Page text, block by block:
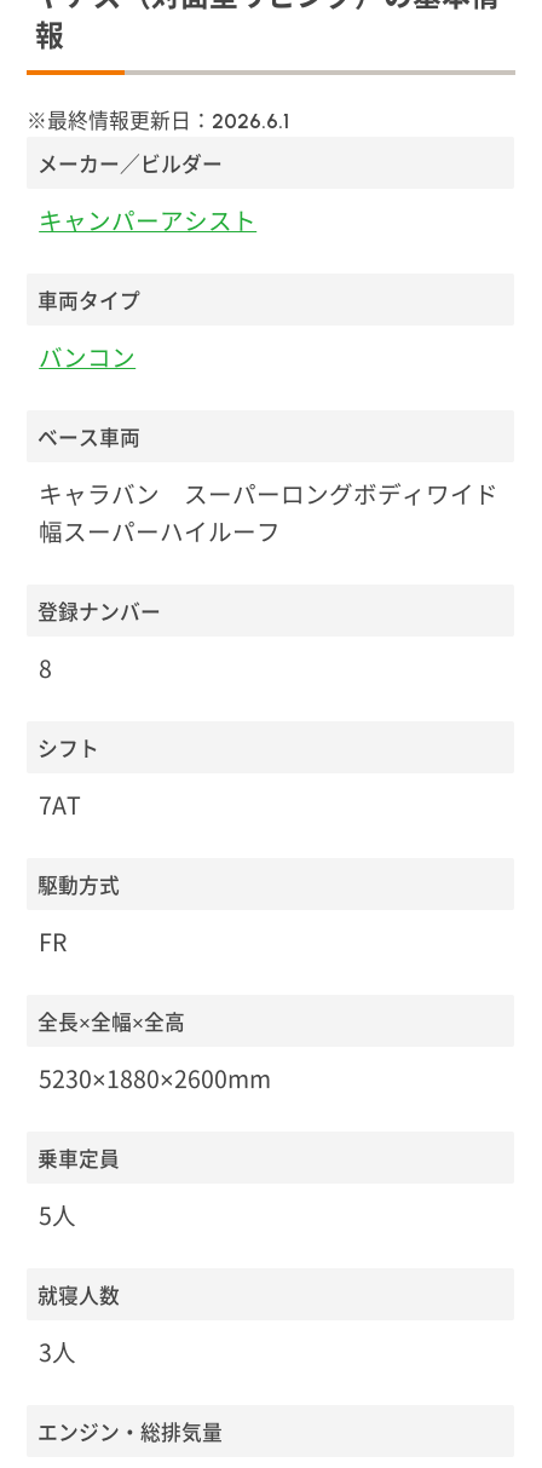
報
※最終情報更新日： 2026.6.1
メーカー／ビルダー
キャンパーアシスト
車両タイプ
バンコン
ベース車両
キャラバン スーパーロングボディワイド
幅スーパーハイルーフ
登録ナンバー
8
シフト
7AT
駆動方式
FR
全長×全幅×全高
5230×1880×2600mm
乗車定員
5人
就寝人数
3人
エンジン・総排気量